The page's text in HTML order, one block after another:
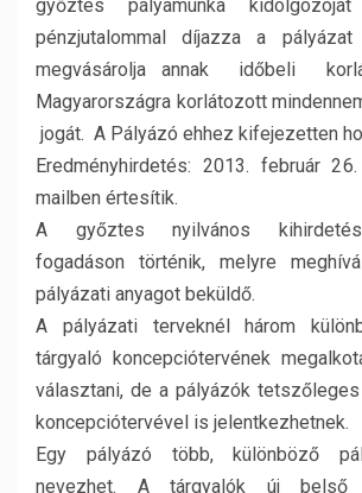
győztes pályamunka
pénzjutalommal díjazza a
megvásárolja annak időbeli
Magyarországra korlátozott
jogát. A Pályázó ehhez kifejezetten
Eredményhirdetés: 2013. február
mailben értesítik.
A győztes nyilvános
fogadáson történik, melyre
pályázati anyagot beküldő.
A pályázati terveknél három
tárgyaló koncepciótervének
választani, de a pályázók
koncepciótervével is jelentkezhetnek.
Egy pályázó több, különböző
nevezhet. A tárgyalók új belső